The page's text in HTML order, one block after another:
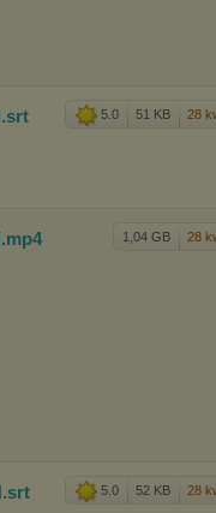
5.0 51 KB 28
.srt
1,04 GB 28
.mp4
5.0 52 KB 28
.srt